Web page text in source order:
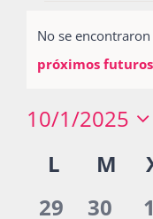
Notice
No se
próximos
10/1/2025
fecha.
Calendario
de
L LUNES
M
0
29
0
30
0
1